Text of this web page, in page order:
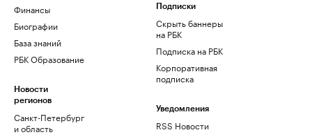
Финансы
Биографии
База знаний
РБК Образование
Новости
регионов
Санкт-Петербург
и область
Подписки
Скрыть баннеры
на РБК
Подписка на РБК
Корпоративная
подписка
Уведомления
RSS Новости